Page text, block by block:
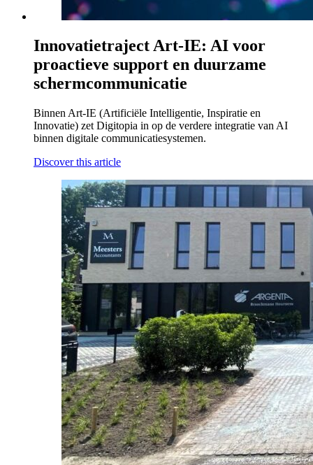
Innovatietraject Art-IE: AI voor
proactieve support en duurzame
schermcommunicatie
Binnen Art-IE (Artificiële Intelligentie, Inspiratie en
Innovatie) zet Digitopia in op de verdere integratie van AI
binnen digitale communicatiesystemen.
Discover this article